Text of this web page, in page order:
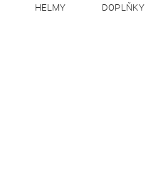
HELMY DOPLŇKY